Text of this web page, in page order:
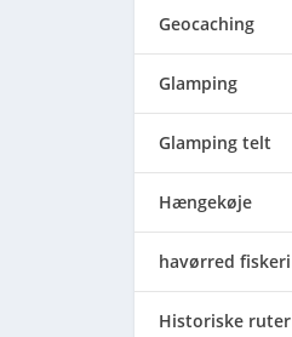
Geocaching
Glamping
Glamping telt
Hængekøje
havørred fiskeri
Historiske ruter